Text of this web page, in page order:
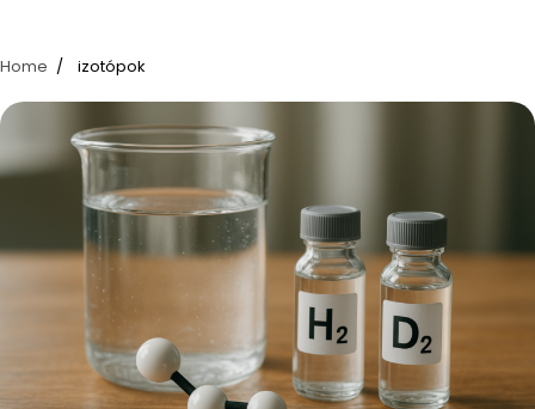
Home izotópok